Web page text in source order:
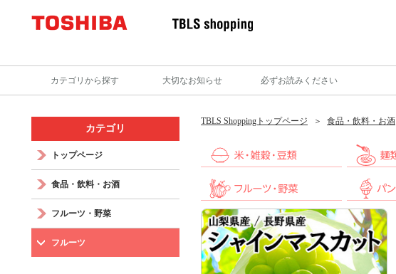
カテゴリから探す 大切なお知らせ 必ずお読みください
TBLS Shoppingトップページ 食品・飲料・お酒
カテゴリ
トップページ
食品・飲料・お酒
フルーツ・野菜
フルーツ